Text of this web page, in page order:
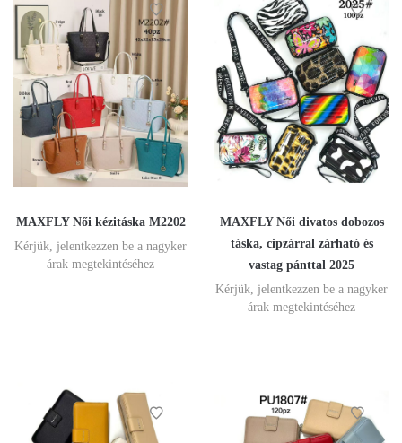
MAXFLY Női kézitáska M2202
Kérjük, jelentkezzen be a nagyker
árak megtekintéséhez
MAXFLY Női divatos dobozos
táska, cipzárral zárható és
vastag pánttal 2025
Kérjük, jelentkezzen be a nagyker
árak megtekintéséhez